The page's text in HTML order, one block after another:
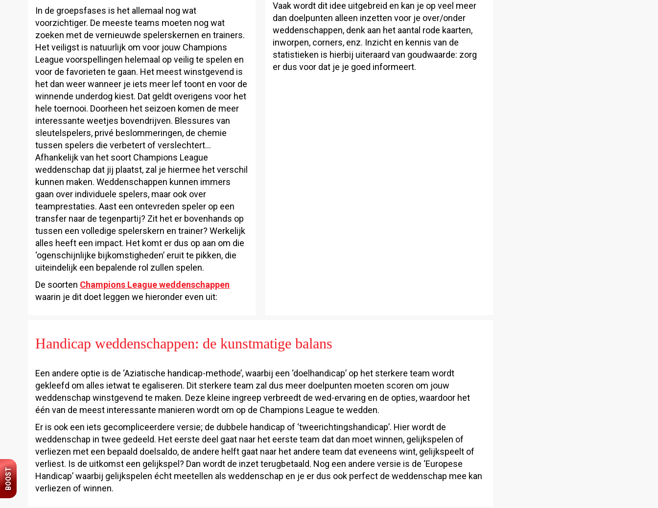
BOOST
In de groepsfases is het allemaal nog wat
voorzichtiger. De meeste teams moeten nog wat
zoeken met de vernieuwde spelerskernen en trainers.
Het veiligst is natuurlijk om voor jouw Champions
League voorspellingen helemaal op veilig te spelen en
voor de favorieten te gaan. Het meest winstgevend is
het dan weer wanneer je iets meer lef toont en voor de
winnende underdog kiest. Dat geldt overigens voor het
hele toernooi. Doorheen het seizoen komen de meer
interessante weetjes bovendrijven. Blessures van
sleutelspelers, privé beslommeringen, de chemie
tussen spelers die verbetert of verslechtert…
Afhankelijk van het soort Champions League
weddenschap dat jij plaatst, zal je hiermee het verschil
kunnen maken. Weddenschappen kunnen immers
gaan over individuele spelers, maar ook over
teamprestaties. Aast een ontevreden speler op een
transfer naar de tegenpartij? Zit het er bovenhands op
tussen een volledige spelerskern en trainer? Werkelijk
alles heeft een impact. Het komt er dus op aan om die
‘ogenschijnlijke bijkomstigheden’ eruit te pikken, die
uiteindelijk een bepalende rol zullen spelen.
De soorten Champions League weddenschappen
waarin je dit doet leggen we hieronder even uit:
Vaak wordt dit idee uitgebreid en kan je op veel meer
dan doelpunten alleen inzetten voor je over/onder
weddenschappen, denk aan het aantal rode kaarten,
inworpen, corners, enz. Inzicht en kennis van de
statistieken is hierbij uiteraard van goudwaarde: zorg
er dus voor dat je je goed informeert.
Handicap weddenschappen: de kunstmatige balans
Een andere optie is de ‘Aziatische handicap-methode’, waarbij een ‘doelhandicap’ op het sterkere team wordt
gekleefd om alles ietwat te egaliseren. Dit sterkere team zal dus meer doelpunten moeten scoren om jouw
weddenschap winstgevend te maken. Deze kleine ingreep verbreedt de wed-ervaring en de opties, waardoor het
één van de meest interessante manieren wordt om op de Champions League te wedden.
Er is ook een iets gecompliceerdere versie; de dubbele handicap of ‘tweerichtingshandicap’. Hier wordt de
weddenschap in twee gedeeld. Het eerste deel gaat naar het eerste team dat dan moet winnen, gelijkspelen of
verliezen met een bepaald doelsaldo, de andere helft gaat naar het andere team dat eveneens wint, gelijkspeelt of
verliest. Is de uitkomst een gelijkspel? Dan wordt de inzet terugbetaald. Nog een andere versie is de ‘Europese
Handicap’ waarbij gelijkspelen écht meetellen als weddenschap en je er dus ook perfect de weddenschap mee kan
verliezen of winnen.